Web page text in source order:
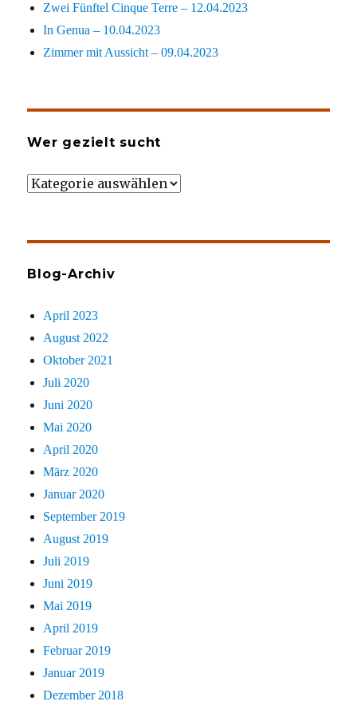
Zwei Fünftel Cinque Terre – 12.04.2023
In Genua – 10.04.2023
Zimmer mit Aussicht – 09.04.2023
Wer gezielt sucht
Wer
Blog-Archiv
April 2023
August 2022
Oktober 2021
Juli 2020
Juni 2020
Mai 2020
April 2020
März 2020
Januar 2020
September 2019
August 2019
Juli 2019
Juni 2019
Mai 2019
April 2019
Februar 2019
Januar 2019
Dezember 2018